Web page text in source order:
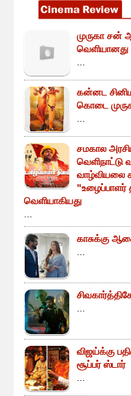
முருகா
வெளியானது
...
கன்னட
கொடை
...
சமகால
வெளிநாட்டு
"உழைப்பாளர்
வெளியாகியது
...
காசுக்கு
...
...
விஜய்க்கு
சூப்பர் ஸ்டார்
...